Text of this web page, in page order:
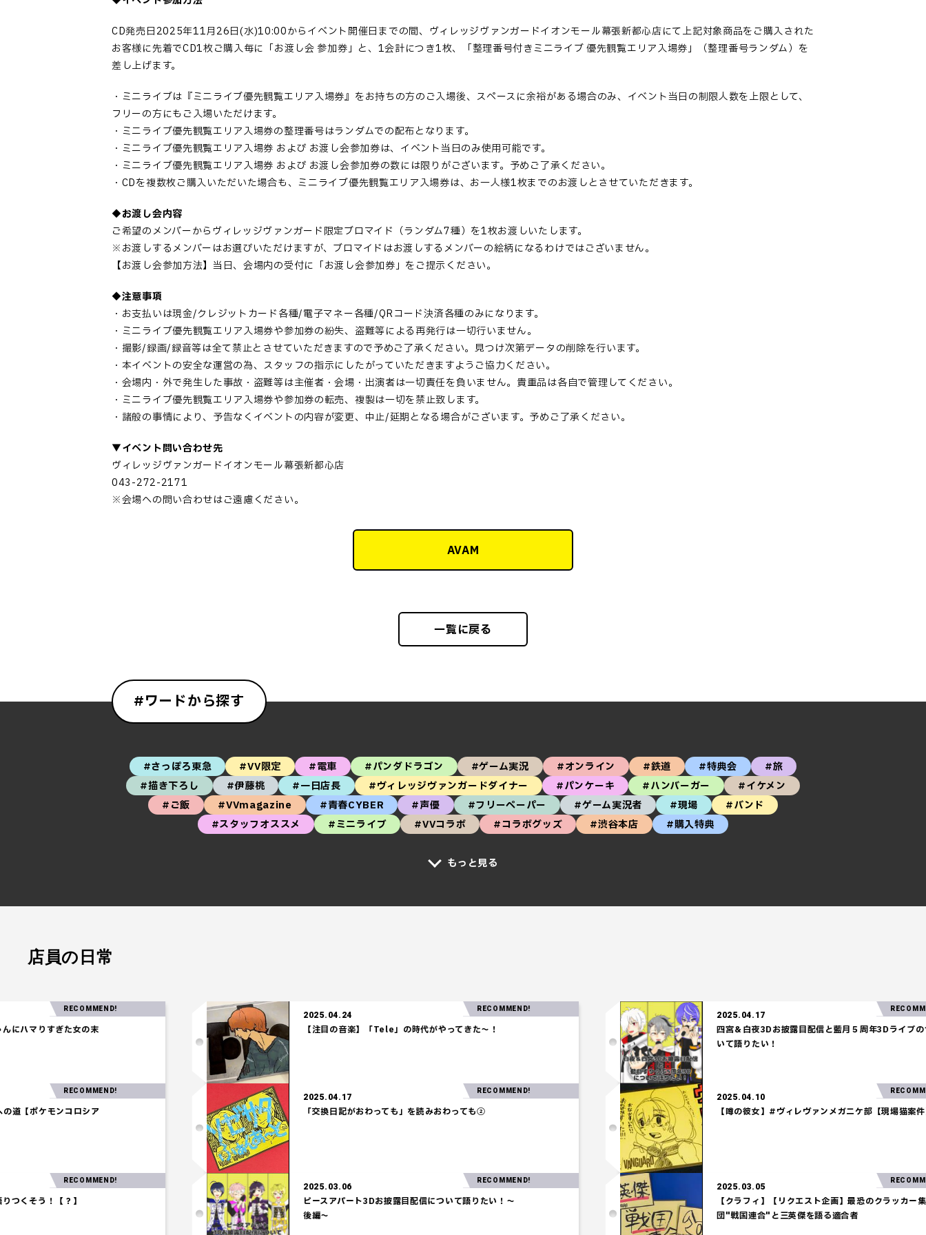
CD発売日2025年11月26日(水)10:00からイベント開催日までの間、ヴィレッジヴァンガードイオンモール幕張新都心店にて上記対象商品をご購入された
お客様に先着でCD1枚ご購入毎に「お渡し会 参加券」と、1会計につき1枚、「整理番号付きミニライブ 優先観覧エリア入場券」（整理番号ランダム）を
差し上げます。
・ミニライブは『ミニライブ優先観覧エリア入場券』をお持ちの方のご入場後、スペースに余裕がある場合のみ、イベント当日の制限人数を上限として、
フリーの方にもご入場いただけます。
・ミニライブ優先観覧エリア入場券の整理番号はランダムでの配布となります。
・ミニライブ優先観覧エリア入場券 および お渡し会参加券は、イベント当日のみ使用可能です。
・ミニライブ優先観覧エリア入場券 および お渡し会参加券の数には限りがございます。予めご了承ください。
・CDを複数枚ご購入いただいた場合も、ミニライブ優先観覧エリア入場券は、お一人様1枚までのお渡しとさせていただきます。
◆お渡し会内容
ご希望のメンバーからヴィレッジヴァンガード限定ブロマイド（ランダム7種）を1枚お渡しいたします。
※お渡しするメンバーはお選びいただけますが、ブロマイドはお渡しするメンバーの絵柄になるわけではございません。
【お渡し会参加方法】当日、会場内の受付に「お渡し会参加券」をご提示ください。
◆注意事項
・お支払いは現金/クレジットカード各種/電子マネー各種/QRコード決済各種のみになります。
・ミニライブ優先観覧エリア入場券や参加券の紛失、盗難等による再発行は一切行いません。
・撮影/録画/録音等は全て禁止とさせていただきますので予めご了承ください。見つけ次第データの削除を行います。
・本イベントの安全な運営の為、スタッフの指示にしたがっていただきますようご協力ください。
・会場内・外で発生した事故・盗難等は主催者・会場・出演者は一切責任を負いません。貴重品は各自で管理してください。
・ミニライブ優先観覧エリア入場券や参加券の転売、複製は一切を禁止致します。
・諸般の事情により、予告なくイベントの内容が変更、中止/延期となる場合がございます。予めご了承ください。
▼イベント問い合わせ先
ヴィレッジヴァンガードイオンモール幕張新都心店
043-272-2171
※会場への問い合わせはご遠慮ください。
AVAM
一覧に戻る
#ワードから探す
#さっぽろ東急 #VV限定 #電車 #パンダドラゴン #ゲーム実況 #オンライン #鉄道 #特典会
#旅
#描き下ろし
#伊藤桃 #一日店長 #ヴィレッジヴァンガードダイナー #パンケーキ #ハンバーガー
#イケメン
#ご飯
#VVmagazine #青春CYBER #声優 #フリーペーパー #ゲーム実況者 #現場
#バンド
#スタッフオススメ
#ミニライブ #VVコラボ #コラボグッズ #渋谷本店 #購入特典
もっと見る
店員の日常
ぎた女の末
RECOMMEND!
2025.04.24
【注目の音楽】「Tele」の時代がやってきた～！
RECOMMEND!
2025.04.17
四宮＆白夜3Dお披露目配信と藍月５周年3Dライブのつ
いて語りたい！
RECOMMEND!
オウ獲得への道【ポケモンコロシア
RECOMMEND!
「交換日記がおわっても」を読みおわっても②
RECOMMEND!
【噂の彼女】#ヴィレヴァンメガニケ部
【？】
RECOMMEND!
2025.03.06
ピースアパート3Dお披露目配信について語りたい！～
後編～
RECOMMEND!
【クラフィ】【リクエスト企画】最恐のクラッカー集
団"戦国連合"と三英傑を語る適合者
RECOMMEND!